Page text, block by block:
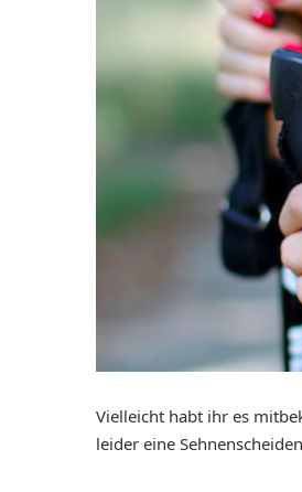
Vielleicht habt ihr es
leider eine